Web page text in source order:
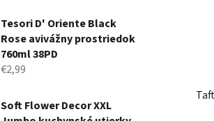
Tesori D' Oriente Black
Rose avivážny prostriedok
760ml 38PD
€2,99
Soft Flower Decor XXL